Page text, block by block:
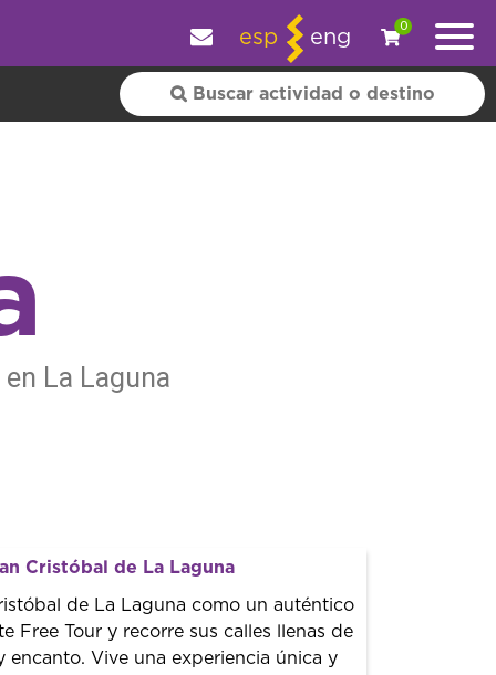
esp eng
0
La Laguna
Cristóbal de La Laguna
de La Laguna como un auténtico
Free Tour y recorre sus calles llenas de
encanto. Vive una experiencia única y
tu experiencia. + información